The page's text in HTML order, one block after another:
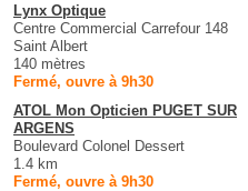
Lynx Optique
Centre Commercial Carrefour 148
Saint Albert
140 mètres
Fermé, ouvre à 9h30
ATOL Mon Opticien PUGET SUR
ARGENS
Boulevard Colonel Dessert
1.4 km
Fermé, ouvre à 9h30